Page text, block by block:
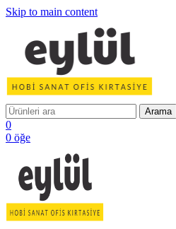
Skip to main content
Arama
0
0 öğe